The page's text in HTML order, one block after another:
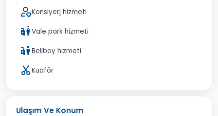
Konsiyerj hizmeti
Vale park hizmeti
Bellboy hizmeti
Kuaför
Ulaşım Ve Konum